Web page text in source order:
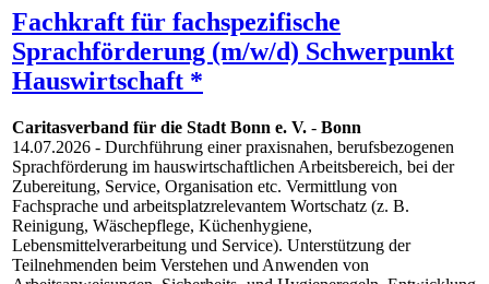
Fachkraft für fachspezifische
Sprachförderung (m/w/d) Schwerpunkt
Hauswirtschaft *
Caritasverband für die Stadt Bonn e. V. - Bonn
14.07.2026 - Durchführung einer praxisnahen, berufsbezogenen
Sprachförderung im hauswirtschaftlichen Arbeitsbereich, bei der
Zubereitung, Service, Organisation etc. Vermittlung von
Fachsprache und arbeitsplatzrelevantem Wortschatz (z. B.
Reinigung, Wäschepflege, Küchenhygiene,
Lebensmittelverarbeitung und Service). Unterstützung der
Teilnehmenden beim Verstehen und Anwenden von